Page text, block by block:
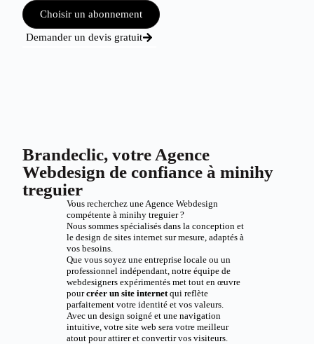
Choisir un abonnement
Demander un devis gratuit
Brandeclic, votre Agence
Webdesign de confiance à minihy
treguier
Vous recherchez une Agence Webdesign
compétente à minihy treguier ?
Nous sommes spécialisés dans la conception et
le design de sites internet sur mesure, adaptés à
vos besoins.
Que vous soyez une entreprise locale ou un
professionnel indépendant, notre équipe de
webdesigners expérimentés met tout en œuvre
pourcréer un site internetqui reflète
parfaitement votre identité et vos valeurs.
Avec un design soigné et une navigation
intuitive, votre site web sera votre meilleur
atout pour attirer et convertir vos visiteurs.